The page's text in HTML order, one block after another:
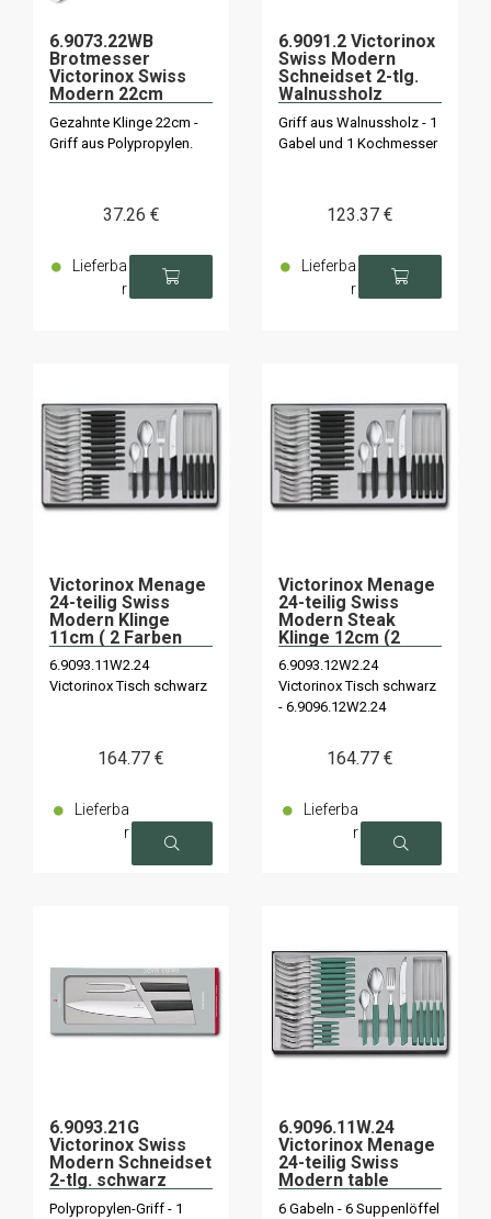
6.9073.22WB
Brotmesser
Victorinox Swiss
Modern 22cm
schwarz
Gezahnte Klinge 22cm -
Griff aus Polypropylen.
37.26 €
Lieferba
r
6.9091.2 Victorinox
Swiss Modern
Schneidset 2-tlg.
Walnussholz
Griff aus Walnussholz - 1
Gabel und 1 Kochmesser
123.37 €
Lieferba
r
Victorinox Menage
24-teilig Swiss
Modern Klinge
11cm ( 2 Farben
6.9093.11W2.24
Victorinox Tisch schwarz
164.77 €
Lieferba
r
Victorinox Menage
24-teilig Swiss
Modern Steak
Klinge 12cm (2
6.9093.12W2.24
Victorinox Tisch schwarz
- 6.9096.12W2.24
164.77 €
Lieferba
r
6.9093.21G
Victorinox Swiss
Modern Schneidset
2-tlg. schwarz
Polypropylen-Griff - 1
6.9096.11W.24
Victorinox Menage
24-teilig Swiss
Modern table
salbeigrün
6 Gabeln - 6 Suppenlöffel